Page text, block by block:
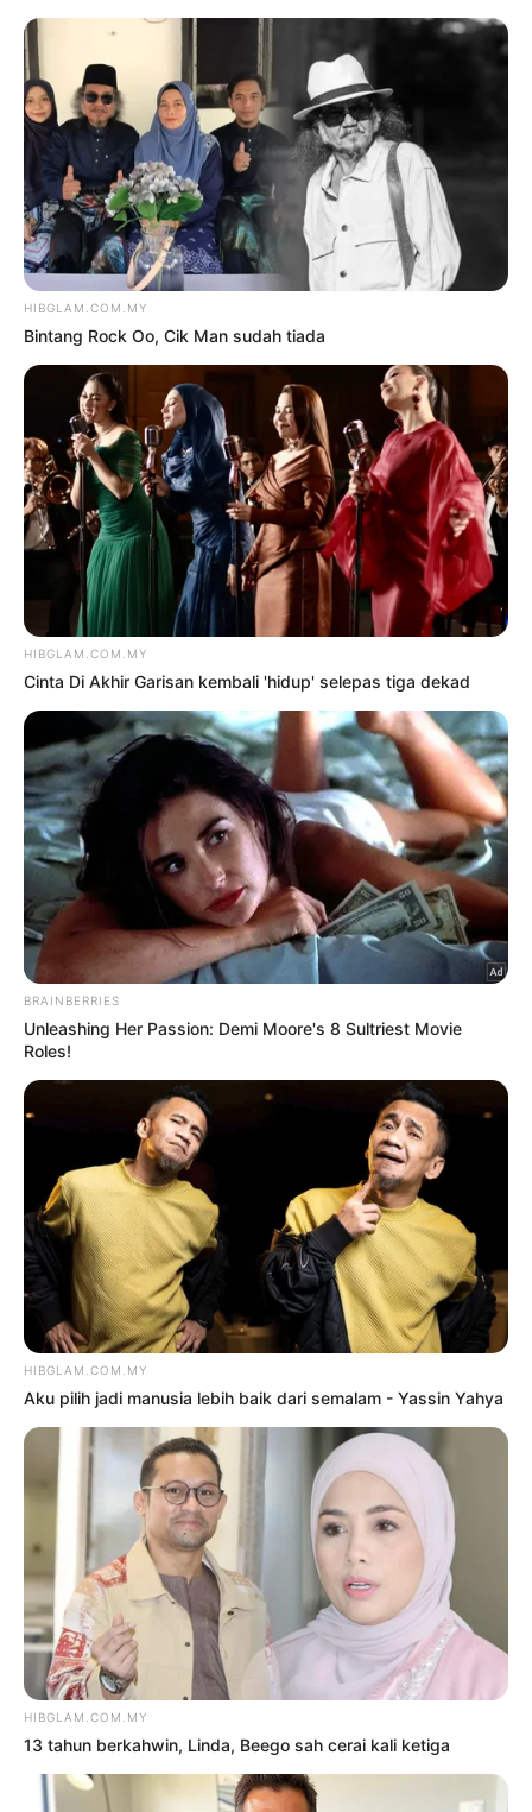
TAG: AZIMAT
Hiburan
AZIMAT NASKHAH SERAM
BUMI KENYALANG
2025
TERKINI
Aku pilih jadi manusia lebih baik
dari semalam – Yassin Yahya
9 Ogos 2026
‘Ada wanita baru bersalin,
tolong tanya khabar dia juga’
9 Ogos 2026
‘Overweight dan kolesterol
tinggi’ – Leona tak malu
mengaku cucuk ‘peptide’
9 Ogos 2026
Tak terkena ‘badi anugerah’,
Sweet Qismina percaya pada
rezeki
9 Ogos 2026
Siapa cakap orang gemuk,
tembun tak boleh berfesyen? –
Zila Bakarin